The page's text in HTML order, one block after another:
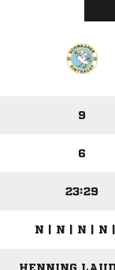
9
6
23:29
N | N | N | N
HENNING